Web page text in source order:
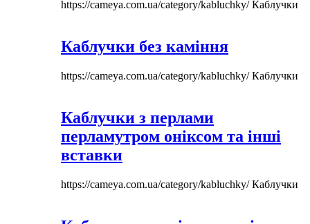
https://cameya.com.ua/category/kabluchky/Каблучки
Каблучки без каміння
https://cameya.com.ua/category/kabluchky/Каблучки
Каблучки з перлами
перламутром оніксом та інші
вставки
https://cameya.com.ua/category/kabluchky/Каблучки